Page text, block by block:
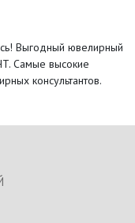
Выгодный ювелирный
Самые высокие
консультантов.